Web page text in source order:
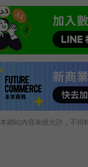
本網站內容未經允許，不得